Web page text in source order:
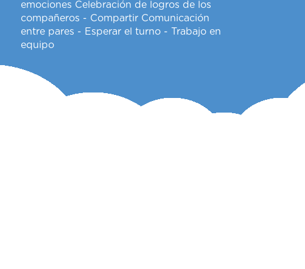
emociones Celebración de logros de los
compañeros - Compartir Comunicación
entre pares - Esperar el turno - Trabajo en
equipo